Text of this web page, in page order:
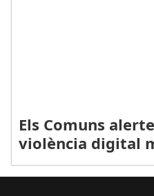
Els Comuns
violència digital